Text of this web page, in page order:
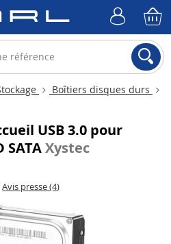
Boîtiers disques durs
USB 3.0 pour
SATAXystec
Avis presse (4)